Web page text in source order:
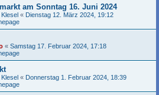
am Sonntag 16. Juni 2024
Klesel « Dienstag 12. März 2024, 19:12
« Samstag 17. Februar 2024, 17:18
Klesel « Donnerstag 1. Februar 2024, 18:39